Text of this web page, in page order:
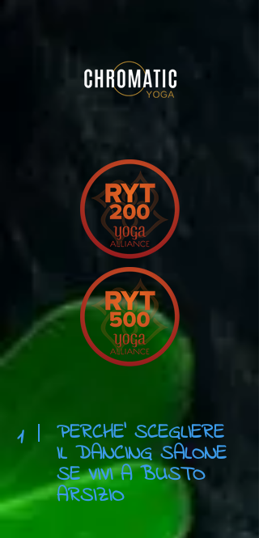
1 PERCHE' SCEGLIERE
IL DANCING SALONE
SE VIVI A BUSTO
ARSIZIO